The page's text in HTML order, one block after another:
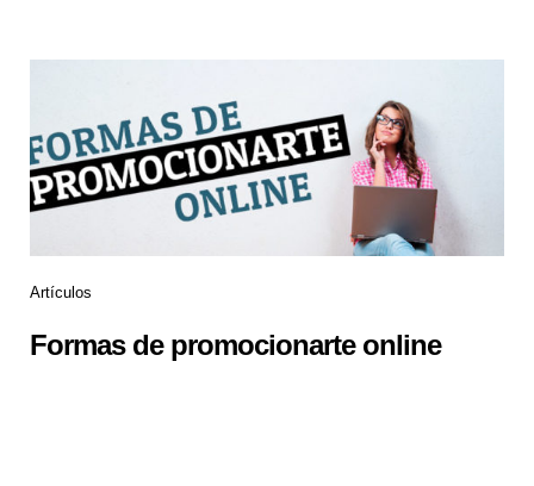
Artículos
Formas de promocionarte online